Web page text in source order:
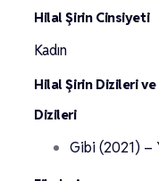
Hilal Şirin Cinsiyeti
Kadın
Hilal Şirin Dizileri
Dizileri
Gibi (2021) –